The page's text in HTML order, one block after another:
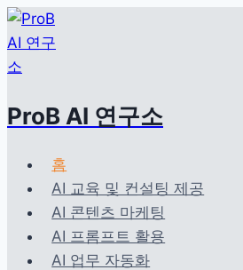
Skip
to
content
ProB AI 연구소
홈
AI 교육 및 컨설팅 제공
AI 콘텐츠 마케팅
AI 프롬프트 활용
AI 업무 자동화